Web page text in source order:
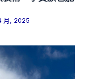
月, 2025